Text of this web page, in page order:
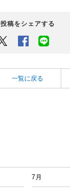
投稿をシェアする
Twitter Facebook
一覧に戻る
7月